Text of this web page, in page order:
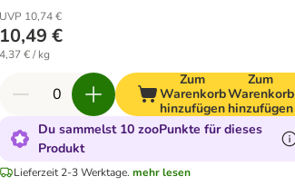
UVP 10,74 €
10,49 €
4,37 € / kg
Zum
Warenkorb
hinzufügen
Zum
Warenkorb
hinzufügen
Du sammelst 10 zooPunkte für dieses
Produkt
Lieferzeit 2-3 Werktage. mehr lesen